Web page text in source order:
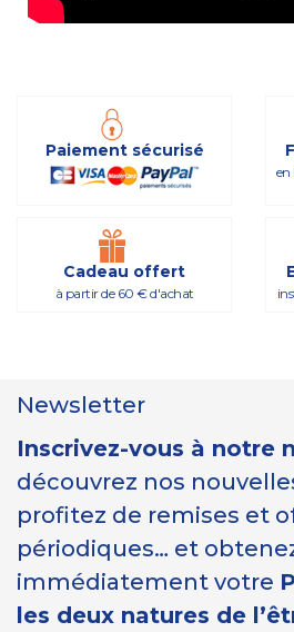
Paiement sécurisé
en
Cadeau offert
à partir de 60 € d'achat
Newsletter
Inscrivez-vous à notre
découvrez nos
profitez de remises et
périodiques… et
immédiatement votre
les deux natures de